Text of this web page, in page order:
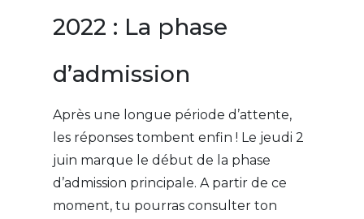
2022 : La phase
d’admission
Après une longue période d’attente,
les réponses tombent enfin ! Le jeudi 2
juin marque le début de la phase
d’admission principale. A partir de ce
moment, tu pourras consulter ton